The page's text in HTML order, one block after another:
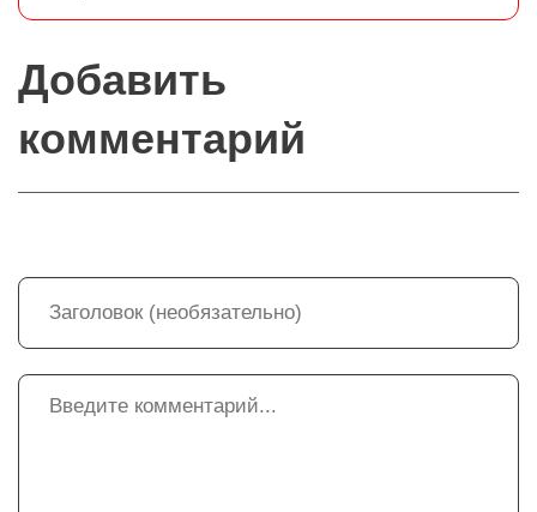
Добавить
комментарий